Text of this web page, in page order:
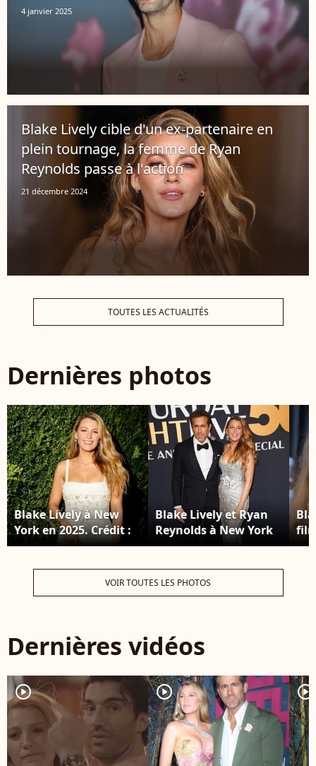
4 janvier 2025
Blake Lively cible d'un ex-partenaire en
plein tournage, la femme de Ryan
Reynolds passe à l'action
21 décembre 2024
TOUTES LES ACTUALITÉS
Dernières photos
Blake Lively à New
York en 2025. Crédit :
Backgrid USA /
Blake Lively et Ryan
Reynolds à New York
en 2025. Crédit :
Bestimage
VOIR TOUTES LES PHOTOS
Dernières vidéos
player2 player2 player2